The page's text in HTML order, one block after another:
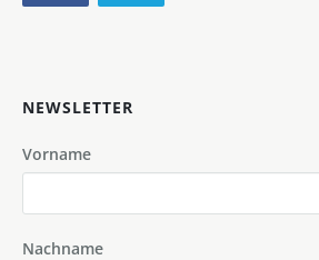
NEWSLETTER
Vorname
Nachname